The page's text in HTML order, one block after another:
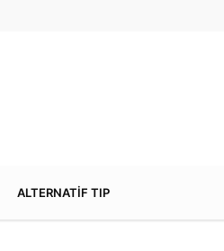
ALTERNATİF TIP